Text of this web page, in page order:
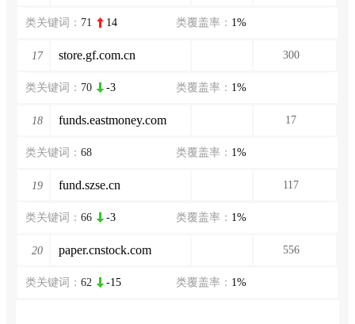
类关键词： 71 14 类覆盖率： 1%
17 store.gf.com.cn 300
类关键词： 70 -3 类覆盖率： 1%
18 funds.eastmoney.com 17
类关键词： 68 类覆盖率： 1%
19 fund.szse.cn 117
类关键词： 66 -3 类覆盖率： 1%
20 paper.cnstock.com 556
类关键词： 62 -15 类覆盖率： 1%